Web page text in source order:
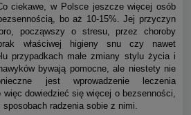
ciekawe, w Polsce jeszcze więcej osób
bo aż 10-15%. Jej przyczyn
począwszy o stresu, przez choroby
właściwej higieny snu czy nawet
przypadkach małe zmiany stylu życia i
bywają pomocne, ale niestety nie
jest wprowadzenie leczenia
dowiedzieć się więcej o bezsenności,
radzenia sobie z nimi.